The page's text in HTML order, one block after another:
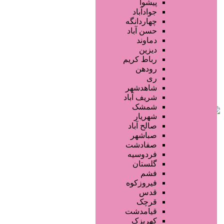
محصولات آرایشی
تجهیزات سالن زیبایی
محصولات پوست
محصولات مو
خدمات دندانپزشکی
سایر خدمات
پیشوا
جوادآباد
چهاردانگه
حسن آباد
دماوند
دیزین
رباط کریم
رودهن
ری
شاهدشهر
شریف آباد
شمشک
شهریار
صالح آباد
صباشهر
صفادشت
فردوسیه
گلستان
فشم
فیروزکوه
قدس
قرچک
قیامدشت
کهریزک